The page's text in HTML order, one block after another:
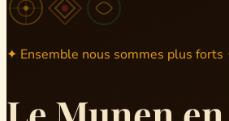
✦ Ensemble nous sommes plus forts